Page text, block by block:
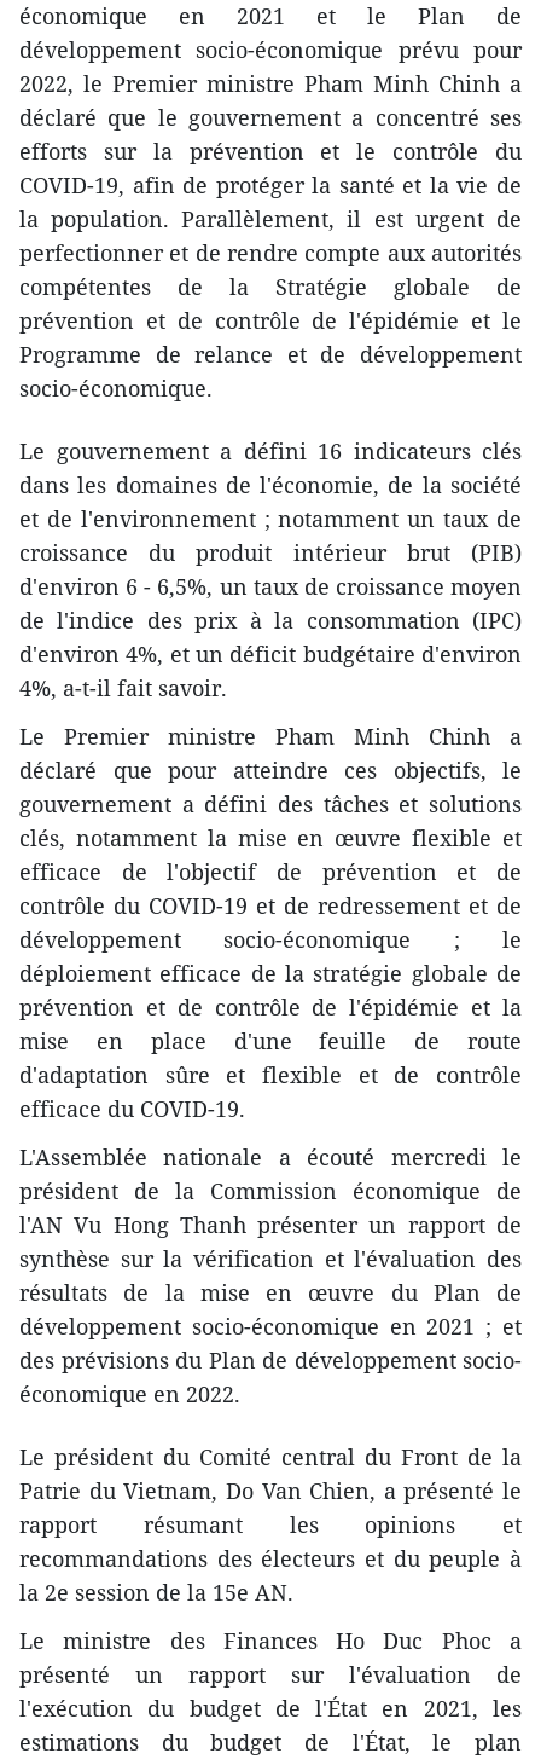
économique en 2021 et le Plan de
développement socio-économique prévu pour
2022, le Premier ministre Pham Minh Chinh a
déclaré que le gouvernement a concentré ses
efforts sur la prévention et le contrôle du
COVID-19, afin de protéger la santé et la vie de
la population. Parallèlement, il est urgent de
perfectionner et de rendre compte aux autorités
compétentes de la Stratégie globale de
prévention et de contrôle de l'épidémie et le
Programme de relance et de développement
socio-économique.
Le gouvernement a défini 16 indicateurs clés
dans les domaines de l'économie, de la société
et de l'environnement ; notamment un taux de
croissance du produit intérieur brut (PIB)
d'environ 6 - 6,5%, un taux de croissance moyen
de l'indice des prix à la consommation (IPC)
d'environ 4%, et un déficit budgétaire d'environ
4%, a-t-il fait savoir.
Le Premier ministre Pham Minh Chinh a
déclaré que pour atteindre ces objectifs, le
gouvernement a défini des tâches et solutions
clés, notamment la mise en œuvre flexible et
efficace de l'objectif de prévention et de
contrôle du COVID-19 et de redressement et de
développement socio-économique ; le
déploiement efficace de la stratégie globale de
prévention et de contrôle de l'épidémie et la
mise en place d'une feuille de route
d'adaptation sûre et flexible et de contrôle
efficace du COVID-19.
L'Assemblée nationale a écouté mercredi le
président de la Commission économique de
l'AN Vu Hong Thanh présenter un rapport de
synthèse sur la vérification et l'évaluation des
résultats de la mise en œuvre du Plan de
développement socio-économique en 2021 ; et
des prévisions du Plan de développement socio-
économique en 2022.
Le président du Comité central du Front de la
Patrie du Vietnam, Do Van Chien, a présenté le
rapport résumant les opinions et
recommandations des électeurs et du peuple à
la 2e session de la 15e AN.
Le ministre des Finances Ho Duc Phoc a
présenté un rapport sur l'évaluation de
l'exécution du budget de l'État en 2021, les
estimations du budget de l'État, le plan